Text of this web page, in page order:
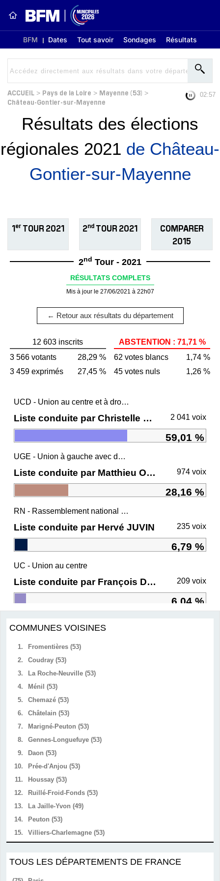
BFM Dates Tout savoir Sondages Résultats
ACCUEIL > Pays de la Loire > Mayenne (53) >
Château-Gontier-sur-Mayenne
02:56
Résultats des élections
régionales 2021 de Château-
Gontier-sur-Mayenne
1er TOUR 2021 2ndTOUR 2021
COMPARER
2015
2nd Tour - 2021
RÉSULTATS COMPLETS
Mis à jour le 27/06/2021 à 22h07
← Retour aux résultats du département
12 603 inscrits
3 566 votants
28,29 %
3 459 exprimés
27,45 %
ABSTENTION : 71,71 %
62 votes blancs
1,74 %
45 votes nuls
1,26 %
UCD - Union au centre et à droite
Liste conduite par Christelle MORANÇAIS 2 041 voix
59,01 %
UGE - Union à gauche avec des écologistes
Liste conduite par Matthieu ORPHELIN 974 voix
28,16 %
RN - Rassemblement national et ses alliés
Liste conduite par Hervé JUVIN 235 voix
6,79 %
UC - Union au centre
Liste conduite par François DE RUGY 209 voix
6,04 %
COMMUNES VOISINES
1.
Fromentières (53)
2.
Coudray (53)
3.
La Roche-Neuville (53)
4.
Ménil (53)
5.
Chemazé (53)
6.
Châtelain (53)
7.
Marigné-Peuton (53)
8.
Gennes-Longuefuye (53)
9.
Daon (53)
10.
Prée-d'Anjou (53)
11.
Houssay (53)
12.
Ruillé-Froid-Fonds (53)
13.
La Jaille-Yvon (49)
14.
Peuton (53)
15.
Villiers-Charlemagne (53)
TOUS LES DÉPARTEMENTS DE FRANCE